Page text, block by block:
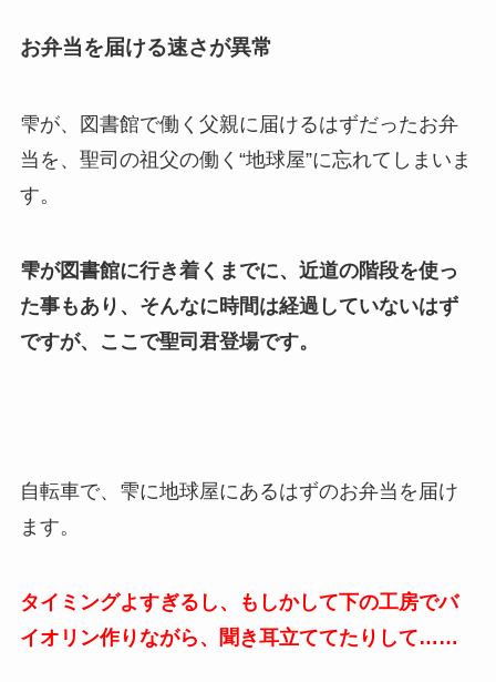
お弁当を届ける速さが異常
雫が、図書館で働く父親に届けるはずだったお弁
当を、聖司の祖父の働く“地球屋”に忘れてしまいま
す。
雫が図書館に行き着くまでに、近道の階段を使っ
た事もあり、そんなに時間は経過していないはず
ですが、ここで聖司君登場です。
自転車で、雫に地球屋にあるはずのお弁当を届け
ます。
タイミングよすぎるし、もしかして下の工房でバ
イオリン作りながら、聞き耳立ててたりして……